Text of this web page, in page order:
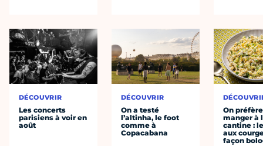
DÉCOUVRIR
Les concerts
parisiens à voir en
août
DÉCOUVRIR
On a testé
l’altinha, le foot
comme à
Copacabana
On préfère
manger à
cantine :
aux
façon